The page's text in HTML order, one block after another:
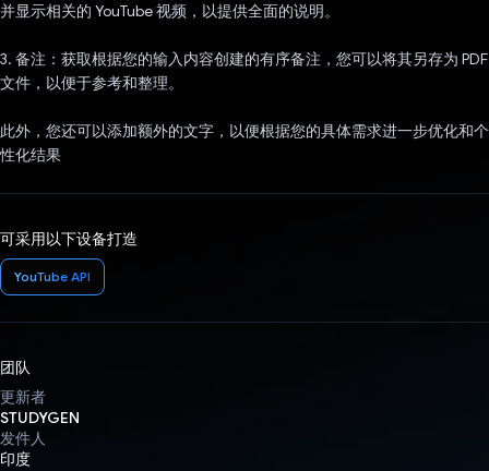
并显示相关的 YouTube 视频，以提供全面的说明。
3. 备注：获取根据您的输入内容创建的有序备注，您可以将其另存为 PDF
文件，以便于参考和整理。
此外，您还可以添加额外的文字，以便根据您的具体需求进一步优化和个
性化结果
可采用以下设备打造
YouTube API
团队
更新者
STUDYGEN
发件人
印度